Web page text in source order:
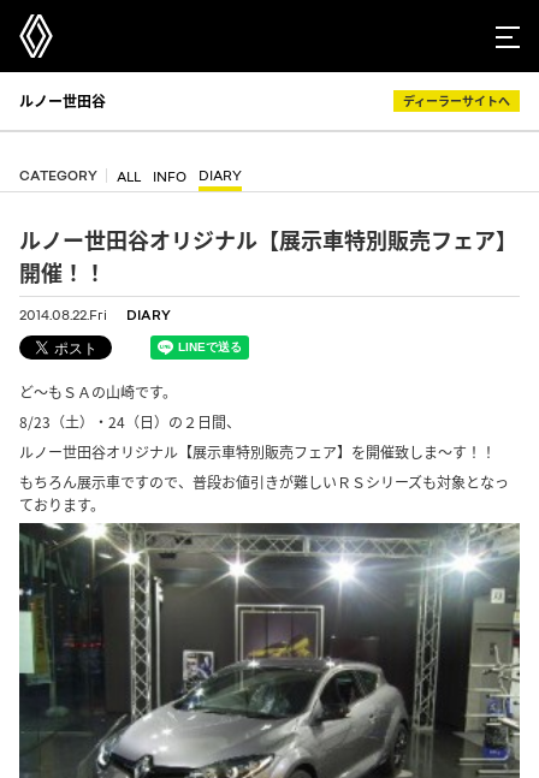
ルノー世田谷 ディーラーサイトへ
CATEGORY ALL INFO DIARY
ルノー世田谷オリジナル【展示車特別販売フェア】
開催！！
2014.08.22.Fri DIARY
ど～もＳＡの山崎です。
8/23（土）・24（日）の２日間、
ルノー世田谷オリジナル【展示車特別販売フェア】を開催致しま～す！！
もちろん展示車ですので、普段お値引きが難しいＲＳシリーズも対象となっ
ております。